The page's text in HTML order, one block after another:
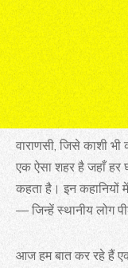
वाराणसी, जिसे काशी
एक ऐसा शहर है जहाँ हर
कहता है। इन कहानियों
— जिन्हें स्थानीय लोग
आज हम बात कर रहे हैं